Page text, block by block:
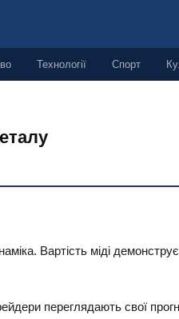
Технології Спорт
Вартість міді
переглядають свої